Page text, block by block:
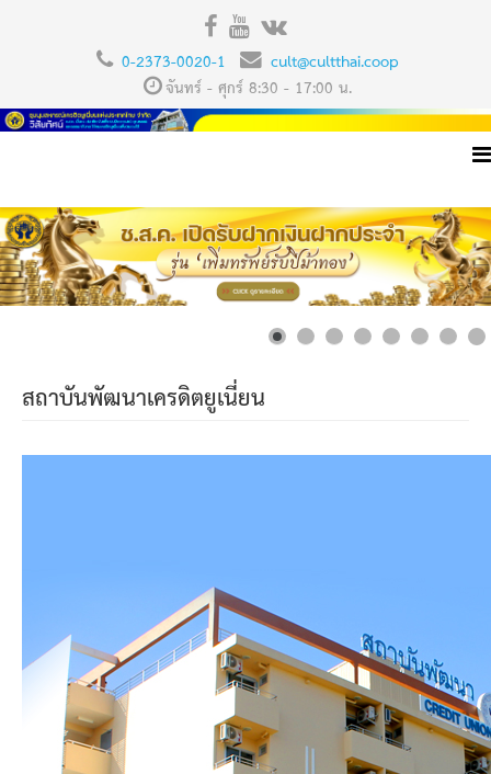
0-2373-0020-1
cult@cultthai.coop
จันทร์ - ศุกร์ 8:30 - 17:00 น.
สถาบันพัฒนาเครดิตยูเนี่ยน